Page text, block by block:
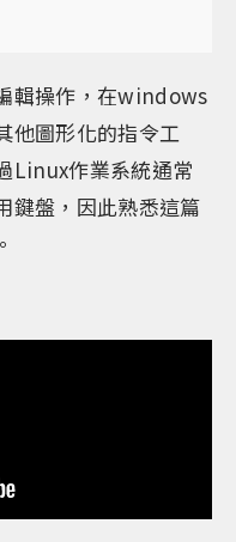
輯操作，在windows
他圖形化的指令工
Linux作業系統通常
鍵盤，因此熟悉這篇